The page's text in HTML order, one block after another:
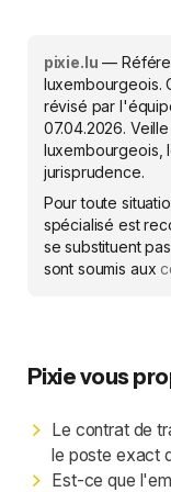
pixie.lu —
luxembourgeois.
révisé par
07.04.2026.
luxembourgeois,
jurisprudence.
Pour toute
spécialisé est
se substituent
sont soumis aux
Pixie vous
Le contrat de
le poste exact
Est-ce que